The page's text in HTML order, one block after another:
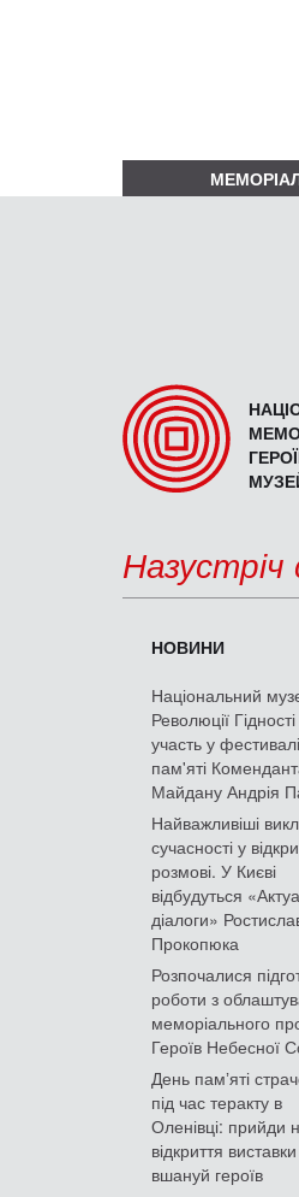
Назустріч
НОВИНИ
Національний
Революції
участь у фестивалі
пам'яті
Майдану Андрія
Найважливіші
сучасності у
розмові. У Києві
відбудуться
діалоги»
Прокопюка
Розпочалися
роботи з
меморіального
Героїв Небесної
День памʼяті
під час теракту в
Оленівці: прийди
відкриття
вшануй героїв